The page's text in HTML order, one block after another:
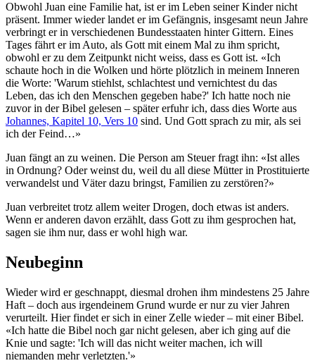
Obwohl Juan eine Familie hat, ist er im Leben seiner Kinder nicht
präsent. Immer wieder landet er im Gefängnis, insgesamt neun Jahre
verbringt er in verschiedenen Bundesstaaten hinter Gittern. Eines
Tages fährt er im Auto, als Gott mit einem Mal zu ihm spricht,
obwohl er zu dem Zeitpunkt nicht weiss, dass es Gott ist. «Ich
schaute hoch in die Wolken und hörte plötzlich in meinem Inneren
die Worte: 'Warum stiehlst, schlachtest und vernichtest du das
Leben, das ich den Menschen gegeben habe?' Ich hatte noch nie
zuvor in der Bibel gelesen – später erfuhr ich, dass dies Worte aus
Johannes, Kapitel 10, Vers 10 sind. Und Gott sprach zu mir, als sei
ich der Feind…»
Juan fängt an zu weinen. Die Person am Steuer fragt ihn: «Ist alles
in Ordnung? Oder weinst du, weil du all diese Mütter in Prostituierte
verwandelst und Väter dazu bringst, Familien zu zerstören?»
Juan verbreitet trotz allem weiter Drogen, doch etwas ist anders.
Wenn er anderen davon erzählt, dass Gott zu ihm gesprochen hat,
sagen sie ihm nur, dass er wohl high war.
Neubeginn
Wieder wird er geschnappt, diesmal drohen ihm mindestens 25 Jahre
Haft – doch aus irgendeinem Grund wurde er nur zu vier Jahren
verurteilt. Hier findet er sich in einer Zelle wieder – mit einer Bibel.
«Ich hatte die Bibel noch gar nicht gelesen, aber ich ging auf die
Knie und sagte: 'Ich will das nicht weiter machen, ich will
niemanden mehr verletzten.'»